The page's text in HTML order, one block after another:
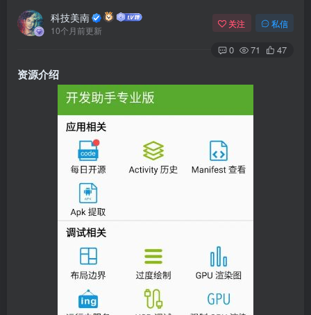
科技美南
10个月前更新
关注 私信
0 71 47
资源介绍